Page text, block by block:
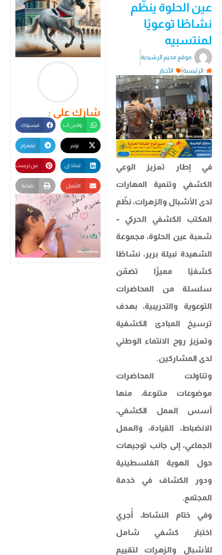
عين الحلوة ينظّم
نشاطًا توعويًا
لمنتسبيه
موقع مخيم الرشيدية
الرئيسية
الأخبار
في إطار تعزيز الوعي
الكشفي وتنمية المهارات
لدى الأشبال والزهرات، نظّم
المكتب الكشفي الحركي –
شعبة عين الحلوة، مجموعة
الشهيدة نبيلة برير، نشاطًا
كشفيًا مميزًا تضمّن
سلسلة من المحاضرات
التوعوية والتدريبية، بهدف
ترسيخ المبادئ الكشفية
وتعزيز روح الانتماء الوطني
لدى المشاركين.
وتناولت المحاضرات
موضوعات متنوعة، منها
أسس العمل الكشفي،
الانضباط، القيادة، والعمل
الجماعي، إلى جانب توجيهات
حول الهوية الفلسطينية
ودور الكشاف في خدمة
المجتمع.
وفي ختام النشاط، أُجري
اختبار كشفي شامل
للأشبال والزهرات لتقييم
شارك على :
واتس أب فيسبوك
تيليغرام
لينكد إن بين تريست
الأيميل طباعة